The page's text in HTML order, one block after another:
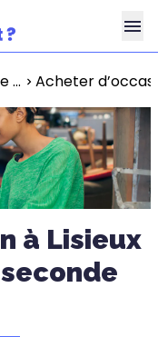
Recyclage à Lisieux Acheter
à Lisieux